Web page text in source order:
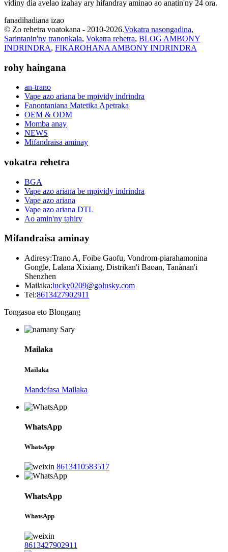
vidiny dia avelao izahay ary hifandray aminao ao anatin'ny 24 ora.
fanadihadiana izao
© Zo rehetra voatokana - 2010-2026.Vokatra nasongadina,
Sarintanin'ny tranonkala, Vokatra rehetra, BLOG AMBONY
INDRINDRA, FIKAROHANA AMBONY INDRINDRA
rohy haingana
an-trano
Vape azo ariana be mpividy indrindra
Fanontaniana Matetika Apetraka
OEM & ODM
Momba anay
NEWS
Mifandraisa aminay
vokatra rehetra
BGA
Vape azo ariana be mpividy indrindra
Vape azo ariana
Vape azo ariana DTL
Ao amin'ny tahiry
Mifandraisa aminay
Adiresy:Trano A, Foibe Gaofu, Vondrom-piarahamonina
Gongle, Lalana Xixiang, Distrikan'i Baoan, Tanànan'i
Shenzhen
Mailaka:lucky0209@golusky.com
Tel:8613427902911
Tongasoa eto Blongang
Mailaka
Mailaka
Mandefasa Mailaka
WhatsApp
WhatsApp
8613410583517
WhatsApp
WhatsApp
8613427902911